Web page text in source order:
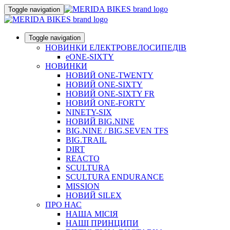
Toggle navigation
Toggle navigation
НОВИНКИ ЕЛЕКТРОВЕЛОСИПЕДІВ
eONE-SIXTY
НОВИНКИ
НОВИЙ ONE-TWENTY
НОВИЙ ONE-SIXTY
НОВИЙ ONE-SIXTY FR
НОВИЙ ONE-FORTY
NINETY-SIX
НОВИЙ BIG.NINE
BIG.NINE / BIG.SEVEN TFS
BIG.TRAIL
DIRT
REACTO
SCULTURA
SCULTURA ENDURANCE
MISSION
НОВИЙ SILEX
ПРО НАС
НАША МICIЯ
НАШI ПРИНЦИПИ